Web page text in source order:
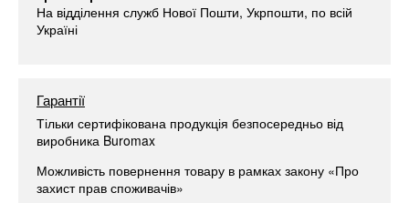
На відділення служб Нової Пошти, Укрпошти, по всій
Україні
Гарантії
Тільки сертифікована продукція безпосередньо від
виробника Buromax
Можливість повернення товару в рамках закону «Про
захист прав споживачів»